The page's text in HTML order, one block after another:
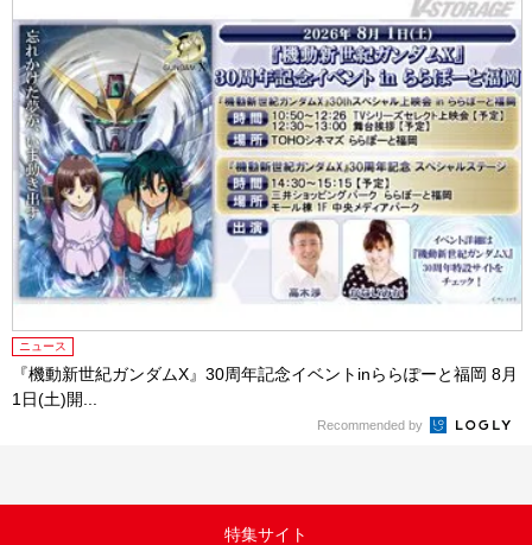
ニュース
『機動新世紀ガンダムX』30周年記念イベントinららぽーと福岡 8月
1日(土)開...
Recommended by
特集サイト